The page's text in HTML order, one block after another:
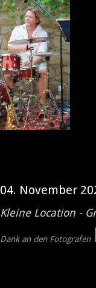
04. November
Kleine Location -
Dank an den Fotografen